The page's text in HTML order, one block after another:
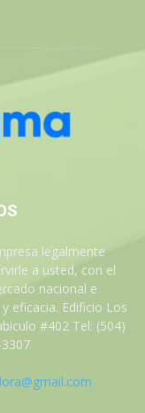
legalmente
a usted, con el
nacional e
eficacia. Edificio Los
#402 Tel: (504)